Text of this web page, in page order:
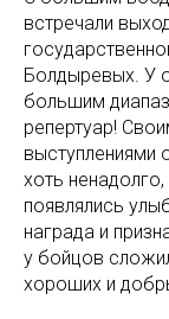
встречали
Болдыревых. У
большим
репертуар!
выступлениями
хоть
появлялись
награда и
у бойцов
хороших и